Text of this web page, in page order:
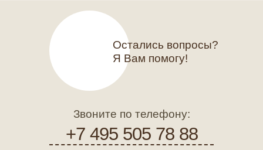
Остались вопросы?
Я Вам помогу!
Звоните по телефону:
+7 495 505 78 88